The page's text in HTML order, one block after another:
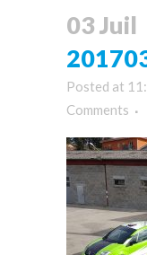
03 Juil
Posted at
Comments